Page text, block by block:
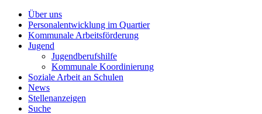
Über uns
Personalentwicklung im Quartier
Kommunale Arbeitsförderung
Jugend
Jugendberufshilfe
Kommunale Koordinierung
Soziale Arbeit an Schulen
News
Stellenanzeigen
Suche